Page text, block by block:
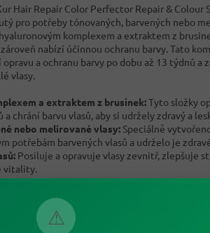
⚠
Hair Repair Color Perfector Repair & Colour
pro potřeby tónovaných, barvených nebo
komplexem a extraktem z
nabízí účinnou ochranu barvy. Tato
a ochranu barvy po dobu až 13 týdnů a
vlasy.
a extraktem z brusinek:Tyto složky
chrání barvu vlasů, aby si udržely zdravý a
nebo melírované vlasy: Speciálně
potřebám barvených vlasů a udrželo je
Posiluje a opravuje vlasy zevnitř, zlepšuje
vitality.
až 13 týdnů:Receptura chrání barvu vlasů
ji intenzivní a zářivou po delší dobu.
čistí vlasy, aniž by je zatěžoval, zanechává je